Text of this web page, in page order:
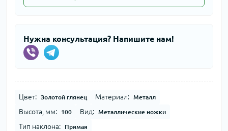
Нужна консультация? Напишите нам!
Цвет: Золотой глянец Материал: Металл
Высота, мм: 100 Вид: Металлические ножки
Тип наклона: Прямая